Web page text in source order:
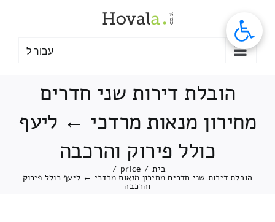
עבור ל
הובלת דירות שני חדרים
מחירון מנאות מרדכי ← ליעף
כולל פירוק והרכבה
בית /
price
/
הובלת דירות שני חדרים מחירון מנאות מרדכי ← ליעף כולל פירוק
והרכבה